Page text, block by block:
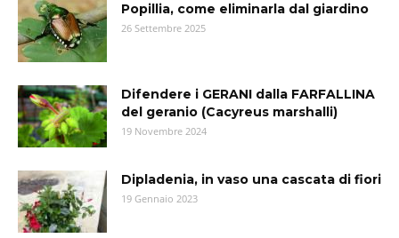
Popillia, come eliminarla dal giardino
26 Settembre 2025
Difendere i GERANI dalla FARFALLINA
del geranio (Cacyreus marshalli)
19 Novembre 2024
Dipladenia, in vaso una cascata di fiori
19 Gennaio 2023